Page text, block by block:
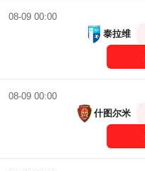
08-09 00:00
泰拉维
08-09 00:00
什图尔米